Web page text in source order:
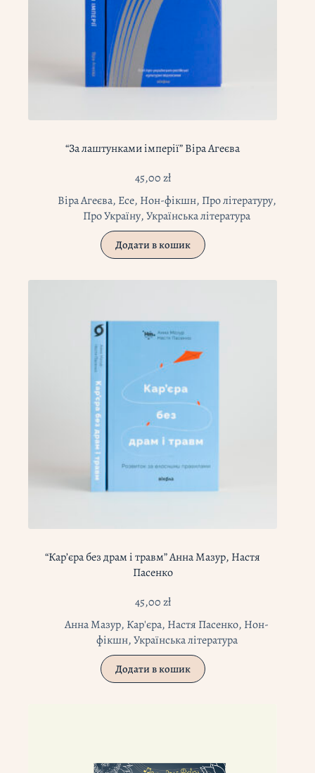
“За лаштунками імперії” Віра Агеєва
45,00zł
Віра Агеєва, Есе, Нон-фікшн, Про літературу,
Про Україну,Українська література
Додати в кошик
“Кар’єра без драм і травм” Анна Мазур, Настя
Пасенко
45,00zł
Анна Мазур, Кар'єра, Настя Пасенко, Нон-
фікшн,Українська література
Додати в кошик